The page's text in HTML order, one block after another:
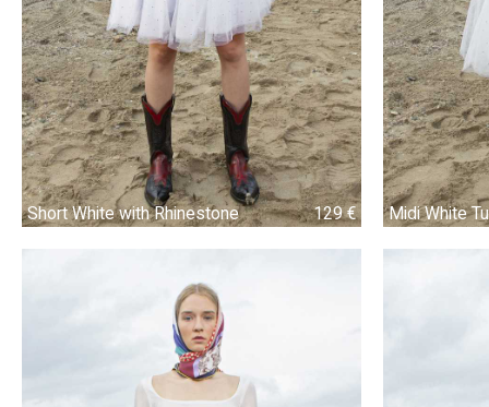
Short White with Rhinestone 129 €
129 € Midi White